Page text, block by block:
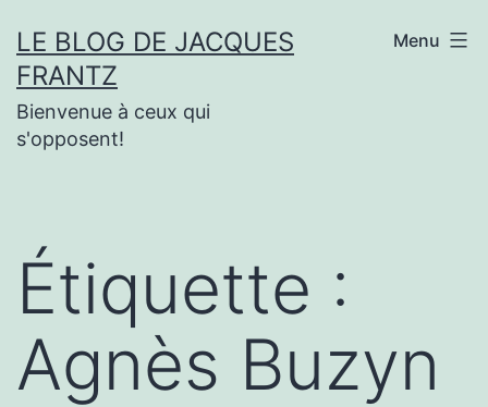
au
contenu
LE BLOG DE JACQUES
FRANTZ
Bienvenue à ceux qui
s'opposent!
Menu
Étiquette :
Agnès Buzyn